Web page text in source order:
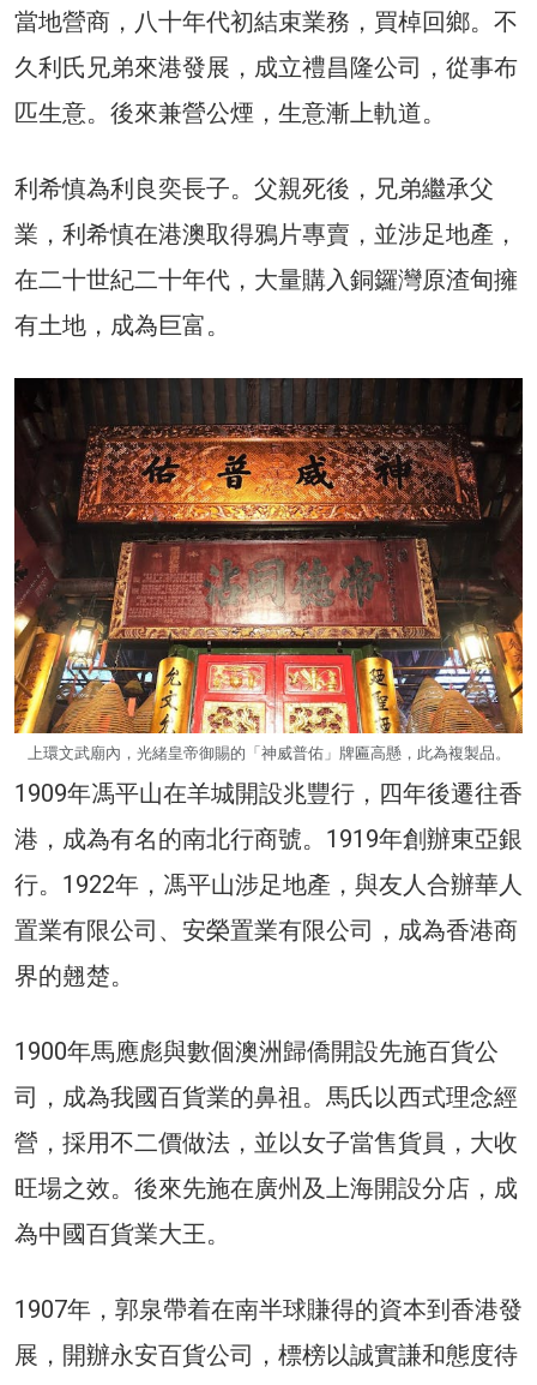
當地營商，八十年代初結束業務，買棹回鄉。不
久利氏兄弟來港發展，成立禮昌隆公司，從事布
匹生意。後來兼營公煙，生意漸上軌道。
利希慎為利良奕長子。父親死後，兄弟繼承父
業，利希慎在港澳取得鴉片專賣，並涉足地產，
在二十世紀二十年代，大量購入銅鑼灣原渣甸擁
有土地，成為巨富。
上環文武廟內，光緒皇帝御賜的「神威普佑」牌匾高懸，此為複製品。
1909年馮平山在羊城開設兆豐行，四年後遷往香
港，成為有名的南北行商號。1919年創辦東亞銀
行。1922年，馮平山涉足地產，與友人合辦華人
置業有限公司、安榮置業有限公司，成為香港商
界的翹楚。
1900年馬應彪與數個澳洲歸僑開設先施百貨公
司，成為我國百貨業的鼻祖。馬氏以西式理念經
營，採用不二價做法，並以女子當售貨員，大收
旺場之效。後來先施在廣州及上海開設分店，成
為中國百貨業大王。
1907年，郭泉帶着在南半球賺得的資本到香港發
展，開辦永安百貨公司，標榜以誠實謙和態度待